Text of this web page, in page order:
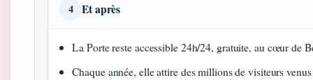
4 Et après
La Porte reste accessible 24h/24, gratuite, au cœur de
Chaque année, elle attire des millions de visiteurs